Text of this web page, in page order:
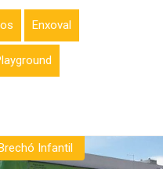
Enxoval
Infantil